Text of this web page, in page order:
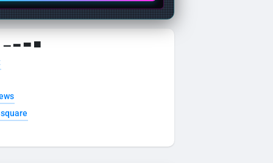
▁ ▂ ▃ ▄